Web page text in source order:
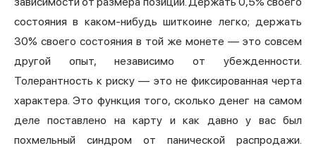
состояния в каком-нибудь шиткоине легко; держать
30% своего состояния в той же монете — это совсем
другой опыт, независимо от убежденности.
Толерантность к риску — это не фиксированная черта
характера. Это функция того, сколько денег на самом
деле поставлено на карту и как давно у вас был
похмельный синдром от панической распродажи.